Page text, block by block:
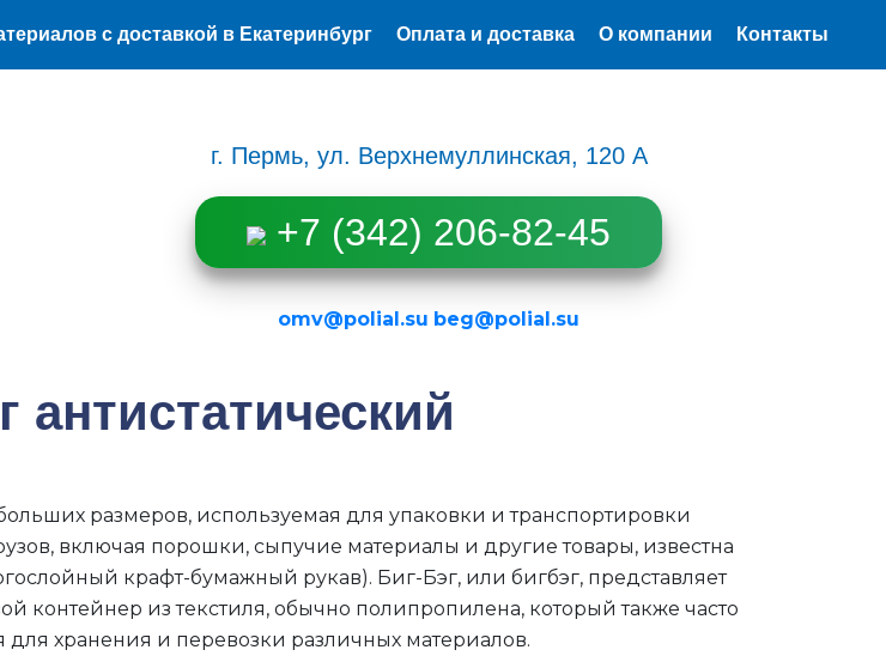
с доставкой в Екатеринбург Оплата и доставка О компании Контакты
г. Пермь, ул. Верхнемуллинская, 120 А
+7 (342) 206-82-45
omv@polial.su beg@polial.su
антистатический
размеров, используемая для упаковки и транспортировки
включая порошки, сыпучие материалы и другие товары, известна
крафт-бумажный рукав). Биг-Бэг, или бигбэг, представляет
контейнер из текстиля, обычно полипропилена, который также часто
для хранения и перевозки различных материалов.